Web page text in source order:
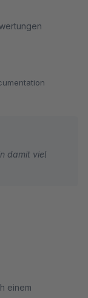
damit viel
einem